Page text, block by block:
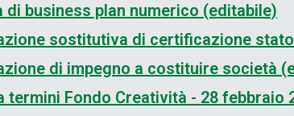
di business plan numerico (editabile)
sostitutiva di certificazione
di impegno a costituire società
termini Fondo Creatività - 28 febbraio